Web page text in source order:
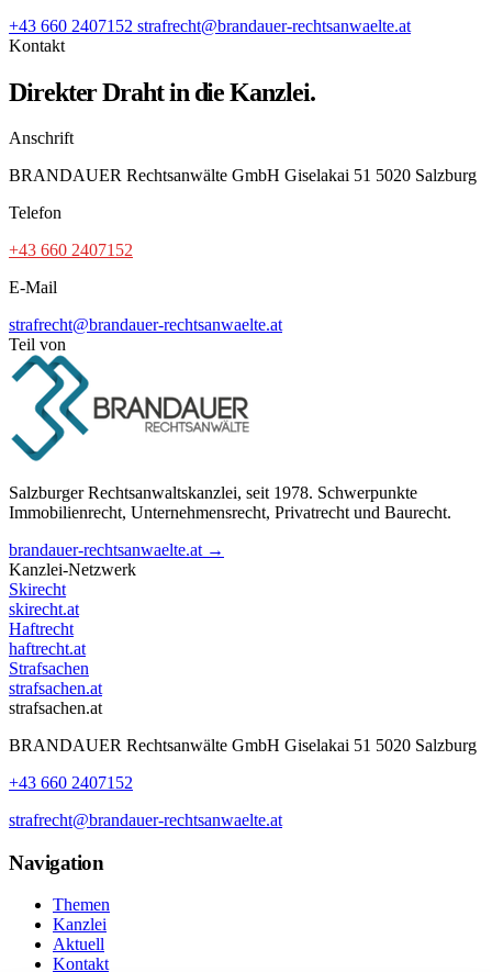
+43 660 2407152 strafrecht@brandauer-rechtsanwaelte.at
Kontakt
Direkter Draht in die Kanzlei.
Anschrift
BRANDAUER Rechtsanwälte GmbH Giselakai 51 5020 Salzburg
Telefon
+43 660 2407152
E-Mail
strafrecht@brandauer-rechtsanwaelte.at
Teil von
Salzburger Rechtsanwaltskanzlei, seit 1978. Schwerpunkte
Immobilienrecht, Unternehmensrecht, Privatrecht und Baurecht.
brandauer-rechtsanwaelte.at →
Kanzlei-Netzwerk
Skirecht
skirecht.at
Haftrecht
haftrecht.at
Strafsachen
strafsachen.at
strafsachen.at
BRANDAUER Rechtsanwälte GmbH Giselakai 51 5020 Salzburg
+43 660 2407152
strafrecht@brandauer-rechtsanwaelte.at
Navigation
Themen
Kanzlei
Aktuell
Kontakt